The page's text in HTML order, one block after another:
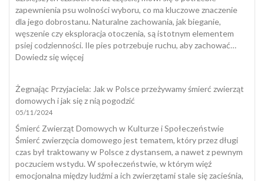
zapewnienia psu wolności wyboru, co ma kluczowe znaczenie
dla jego dobrostanu. Naturalne zachowania, jak bieganie,
węszenie czy eksploracja otoczenia, są istotnym elementem
psiej codzienności. Ile pies potrzebuje ruchu, aby zachować…
Dowiedz się więcej:
Żegnając Przyjaciela: Jak w Polsce przeżywamy śmierć zwierząt
domowych i jak się z nią pogodzić
05/11/2024
Śmierć Zwierząt Domowych w Kulturze i Społeczeństwie
Śmierć zwierzęcia domowego jest tematem, który przez długi
czas był traktowany w Polsce z dystansem, a nawet z pewnym
poczuciem wstydu. W społeczeństwie, w którym więź
emocjonalna między ludźmi a ich zwierzętami stale się zacieśnia,